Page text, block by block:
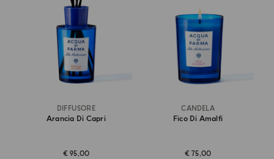
DIFFUSORE
Arancia Di Capri
€ 95,00
CANDELA
Fico Di Amalfi
€ 75,00